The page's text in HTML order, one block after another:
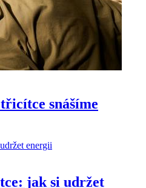
snášíme
jak si udržet